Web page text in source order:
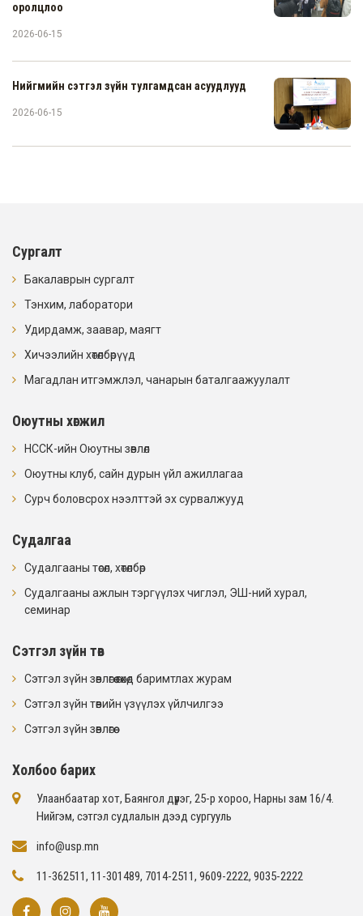
оролцлоо
2026-06-15
Нийгмийн сэтгэл зүйн тулгамдсан асуудлууд
2026-06-15
Сургалт
Бакалаврын сургалт
Тэнхим, лаборатори
Удирдамж, заавар, маягт
Хичээлийн хөтөлбөрүүд
Магадлан итгэмжлэл, чанарын баталгаажуулалт
Оюутны хөгжил
НССК-ийн Оюутны зөвлөл
Оюутны клуб, сайн дурын үйл ажиллагаа
Сурч боловсрох нээлттэй эх сурвалжууд
Судалгаа
Судалгааны төсөл, хөтөлбөр
Судалгааны ажлын тэргүүлэх чиглэл, ЭШ-ний хурал,
семинар
Сэтгэл зүйн төв
Сэтгэл зүйн зөвлөгөө өгөхөд баримтлах журам
Сэтгэл зүйн төвийн үзүүлэх үйлчилгээ
Сэтгэл зүйн зөвлөгөө
Холбоо барих
Улаанбаатар хот, Баянгол дүүрэг, 25-р хороо, Нарны зам 16/4​.
Нийгэм, сэтгэл судлалын дээд сургууль
info@usp.mn
11-362511, 11-301489, 7014-2511, 9609-2222, 9035-2222